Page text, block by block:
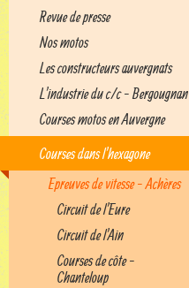
Revue de presse
Nos motos
Les constructeurs auvergnats
L'industrie du c/c - Bergougnan
Courses motos en Auvergne
Courses dans l'hexagone
Epreuves de vitesse - Achères
Circuit de l'Eure
Circuit de l'Ain
Courses de côte -
Chanteloup